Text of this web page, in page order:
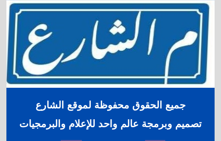
جميع الحقوق محفوظة لموقع الشارع
تصميم وبرمجة عالم واحد للإعلام والبرمجيات